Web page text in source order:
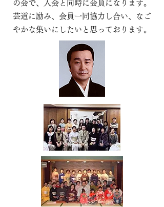
の会で、入会と同時に会員になります。
芸道に励み、会員一同協力し合い、なご
やかな集いにしたいと思っております。